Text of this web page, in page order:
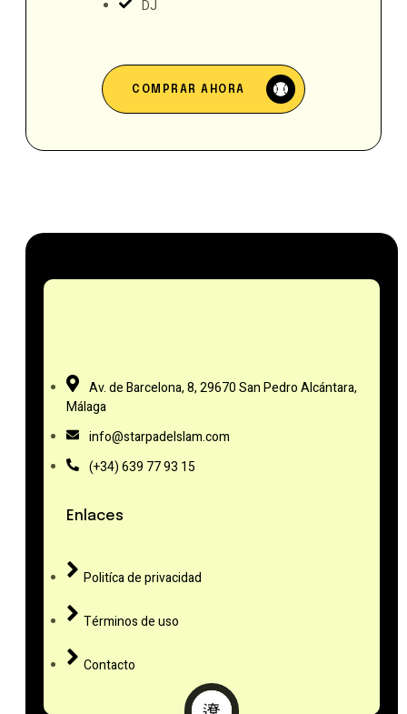
DJ
COMPRAR AHORA
Av. de Barcelona, 8, 29670 San Pedro Alcántara,
Málaga
info@starpadelslam.com
(+34) 639 77 93 15
Enlaces
Politíca de privacidad
Términos de uso
Contacto